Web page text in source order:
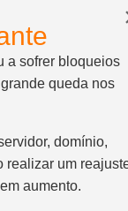
a sofrer bloqueios
queda nos
domínio,
realizar um
aumento.
Kbps /
kbps
Kbps / 23.976
kbps